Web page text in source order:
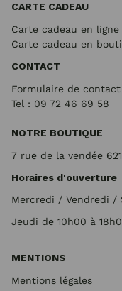
CARTE CADEAU
Carte cadeau en ligne
Carte cadeau en
CONTACT
Formulaire de contact
Tel : 09 72 46 69 58
NOTRE BOUTIQUE
7 rue de la vendée
Horaires d'ouverture
Mercredi / Vendredi /
Jeudi de 10h00 à
MENTIONS
Mentions légales